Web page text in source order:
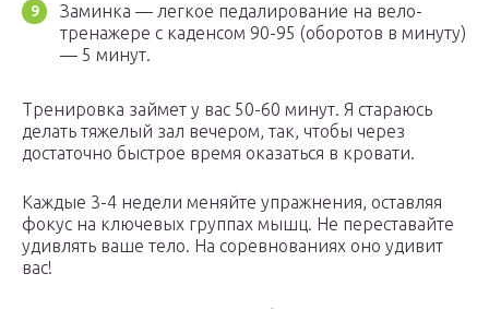
Заминка — легкое педалирование на вело-
тренажере с каденсом 90-95 (оборотов в минуту)
— 5 минут.
Тренировка займет у вас 50-60 минут. Я стараюсь
делать тяжелый зал вечером, так, чтобы через
достаточно быстрое время оказаться в кровати.
Каждые 3-4 недели меняйте упражнения, оставляя
фокус на ключевых группах мышц. Не переставайте
удивлять ваше тело. На соревнованиях оно удивит
вас!